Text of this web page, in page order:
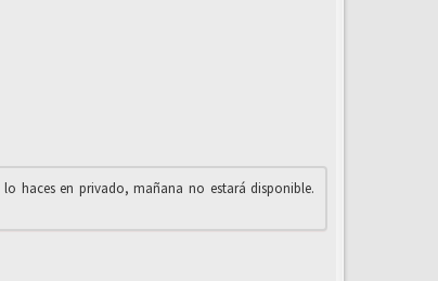
lo haces en privado, mañana no estará disponible.